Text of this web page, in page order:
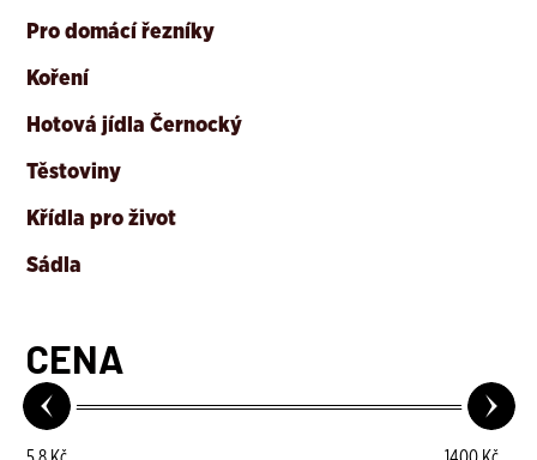
Pro domácí řezníky
Koření
Hotová jídla Černocký
Těstoviny
Křídla pro život
Sádla
CENA